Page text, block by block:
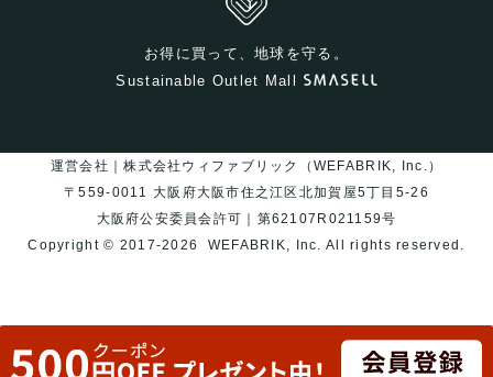
お得に買って、地球を守る。
Sustainable Outlet Mall
運営会社｜株式会社ウィファブリック（WEFABRIK, Inc.）
〒559-0011 大阪府大阪市住之江区北加賀屋5丁目5-26
大阪府公安委員会許可｜第62107R021159号
Copyright © 2017-2026
WEFABRIK, Inc.All rights reserved.